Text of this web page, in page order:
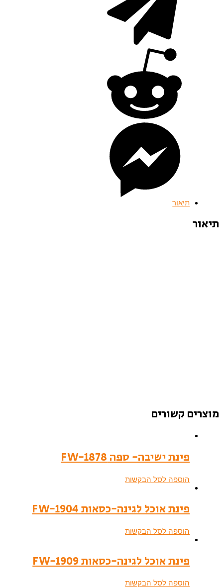
תיאור
תיאור
מוצרים קשורים
פינת ישיבה- ספה FW-1878
הוספה לסל הבקשות
פינת אוכל לגינה-כסאות FW-1904
הוספה לסל הבקשות
פינת אוכל לגינה-כסאות FW-1909
הוספה לסל הבקשות